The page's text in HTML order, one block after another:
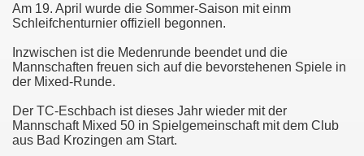
Am 19. April wurde die Sommer-Saison mit einm
Schleifchenturnier offiziell begonnen.
Inzwischen ist die Medenrunde beendet und die
Mannschaften freuen sich auf die bevorstehenen Spiele in
der Mixed-Runde.
Der TC-Eschbach ist dieses Jahr wieder mit der
Mannschaft Mixed 50 in Spielgemeinschaft mit dem Club
aus Bad Krozingen am Start.